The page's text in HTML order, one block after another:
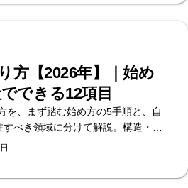
方【2026年】｜始め
できる12項目
を、まず踏む始め方の5手順と、自
べき領域に分けて解説。構造・コ
計測の4層で手順化します。何か